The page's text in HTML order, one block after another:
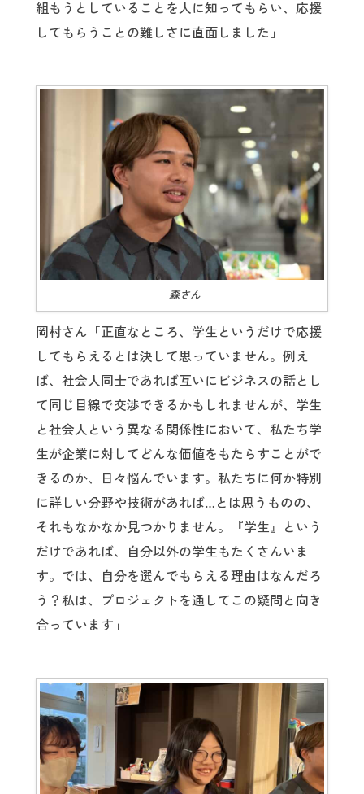
組もうとしていることを人に知ってもらい、応援
してもらうことの難しさに直面しました」
森さん
岡村さん「正直なところ、学生というだけで応援
してもらえるとは決して思っていません。例え
ば、社会人同士であれば互いにビジネスの話とし
て同じ目線で交渉できるかもしれませんが、学生
と社会人という異なる関係性において、私たち学
生が企業に対してどんな価値をもたらすことがで
きるのか、日々悩んでいます。私たちに何か特別
に詳しい分野や技術があれば…とは思うものの、
それもなかなか見つかりません。『学生』という
だけであれば、自分以外の学生もたくさんいま
す。では、自分を選んでもらえる理由はなんだろ
う？私は、プロジェクトを通してこの疑問と向き
合っています」